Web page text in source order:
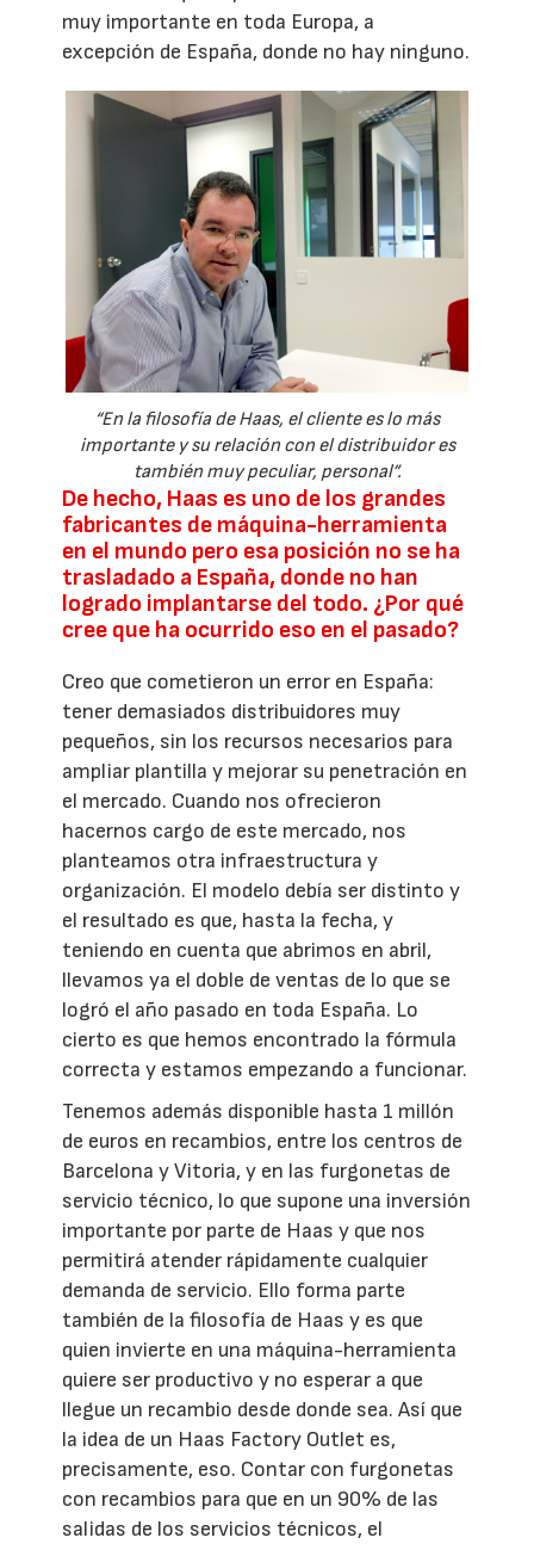
muy importante en toda Europa, a
excepción de España, donde no hay ninguno.
“En la filosofía de Haas, el cliente es lo más
importante y su relación con el distribuidor es
también muy peculiar, personal”.
De hecho, Haas es uno de los grandes
fabricantes de máquina-herramienta
en el mundo pero esa posición no se ha
trasladado a España, donde no han
logrado implantarse del todo. ¿Por qué
cree que ha ocurrido eso en el pasado?
Creo que cometieron un error en España:
tener demasiados distribuidores muy
pequeños, sin los recursos necesarios para
ampliar plantilla y mejorar su penetración en
el mercado. Cuando nos ofrecieron
hacernos cargo de este mercado, nos
planteamos otra infraestructura y
organización. El modelo debía ser distinto y
el resultado es que, hasta la fecha, y
teniendo en cuenta que abrimos en abril,
llevamos ya el doble de ventas de lo que se
logró el año pasado en toda España. Lo
cierto es que hemos encontrado la fórmula
correcta y estamos empezando a funcionar.
Tenemos además disponible hasta 1 millón
de euros en recambios, entre los centros de
Barcelona y Vitoria, y en las furgonetas de
servicio técnico, lo que supone una inversión
importante por parte de Haas y que nos
permitirá atender rápidamente cualquier
demanda de servicio. Ello forma parte
también de la filosofía de Haas y es que
quien invierte en una máquina-herramienta
quiere ser productivo y no esperar a que
llegue un recambio desde donde sea. Así que
la idea de un Haas Factory Outlet es,
precisamente, eso. Contar con furgonetas
con recambios para que en un 90% de las
salidas de los servicios técnicos, el